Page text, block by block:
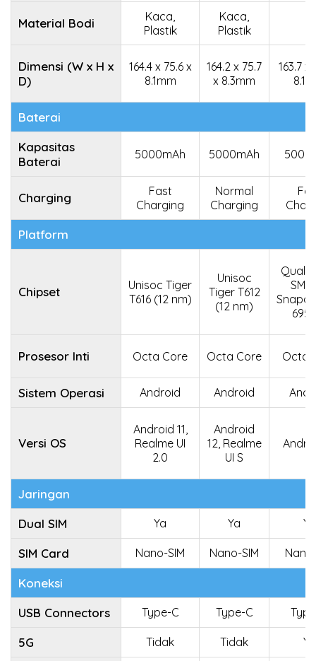
Material Bodi
Kaca,
Plastik
Kaca,
Plastik
Dimensi (W x H x
D)
164.4 x 75.6 x
8.1mm
164.2 x 75.7
x 8.3mm
163.7 x
Baterai
Kapasitas
Baterai
5000mAh 5000mAh
Charging
Fast
Charging
Normal
Charging
Platform
Chipset
Unisoc Tiger
T616 (12 nm)
Unisoc
Tiger T612
(12 nm)
695
Prosesor Inti Octa Core Octa Core Octa
Sistem Operasi Android Android
Versi OS
Android 11,
Realme UI
2.0
Android
12, Realme
UI S
Jaringan
Dual SIM
Ya Ya Ya
SIM Card Nano-SIM Nano-SIM
Koneksi
USB Connectors
Type-C Type-C
5G Tidak Tidak Ya